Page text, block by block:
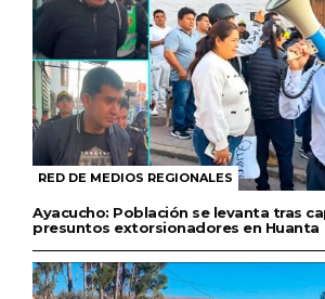
RED DE MEDIOS REGIONALES
Ayacucho: Población se levanta tras
presuntos extorsionadores en Huanta